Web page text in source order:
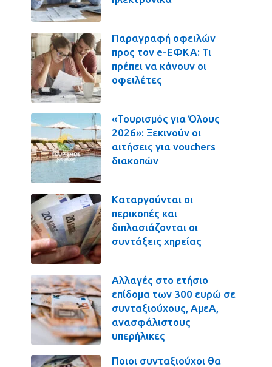
Παραγραφή οφειλών
προς τον e-ΕΦΚΑ: Τι
πρέπει να κάνουν οι
οφειλέτες
«Τουρισμός για Όλους
2026»: Ξεκινούν οι
αιτήσεις για vouchers
διακοπών
Καταργούνται οι
περικοπές και
διπλασιάζονται οι
συντάξεις χηρείας
Αλλαγές στο ετήσιο
επίδομα των 300 ευρώ σε
συνταξιούχους, ΑμεΑ,
ανασφάλιστους
υπερήλικες
Ποιοι συνταξιούχοι θα